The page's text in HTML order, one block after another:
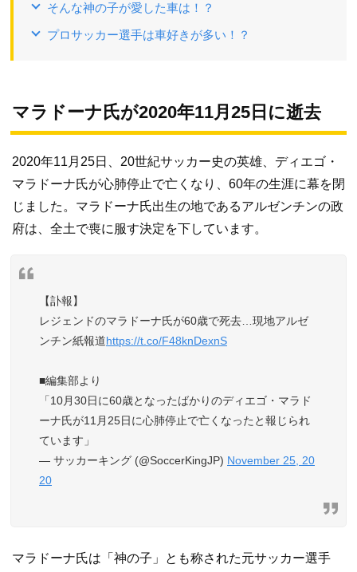
そんな神の子が愛した車は！？
プロサッカー選手は車好きが多い！？
マラドーナ氏が2020年11月25日に逝去
2020年11月25日、20世紀サッカー史の英雄、ディエゴ・
マラドーナ氏が心肺停止で亡くなり、60年の生涯に幕を閉
じました。マラドーナ氏出生の地であるアルゼンチンの政
府は、全土で喪に服す決定を下しています。
【訃報】
レジェンドのマラドーナ氏が60歳で死去…現地アルゼ
ンチン紙報道https://t.co/F48knDexnS
■編集部より
「10月30日に60歳となったばかりのディエゴ・マラド
ーナ氏が11月25日に心肺停止で亡くなったと報じられ
ています」
— サッカーキング (@SoccerKingJP) November 25, 20
20
マラドーナ氏は「神の子」とも称された元サッカー選手